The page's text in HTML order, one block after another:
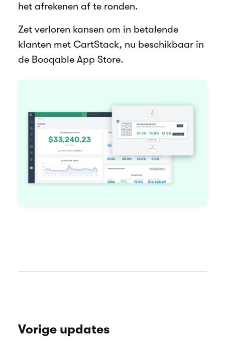
het afrekenen af te ronden.
Zet verloren kansen om in betalende
klanten met CartStack, nu beschikbaar in
de Booqable App Store.
Vorige updates